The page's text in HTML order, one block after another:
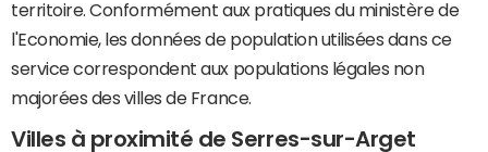
territoire. Conformément aux pratiques du ministère de
l'Economie, les données de population utilisées dans ce
service correspondent aux populations légales non
majorées des villes de France.
Villes à proximité de Serres-sur-Arget